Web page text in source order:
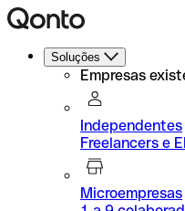
Soluções
Empresas
Independentes
Freelancers e
Microempresas